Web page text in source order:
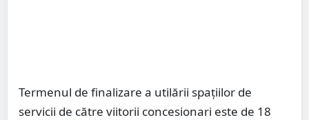
Termenul de finalizare a utilării spațiilor de
servicii de către viitorii concesionari este de 18